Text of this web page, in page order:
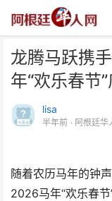
龙腾马跃携
年“欢乐春节
lisa
半年前 · 阿根廷华
随着农历马年的钟
2026马年“欢乐春节
廷马年“欢乐春